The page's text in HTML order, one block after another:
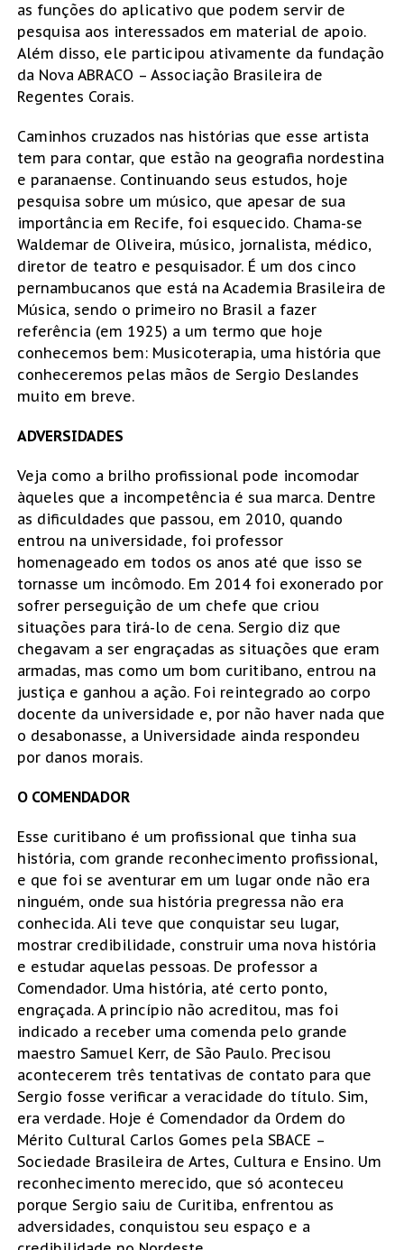
as funções do aplicativo que podem servir de
pesquisa aos interessados em material de apoio.
Além disso, ele participou ativamente da fundação
da Nova ABRACO – Associação Brasileira de
Regentes Corais.
Caminhos cruzados nas histórias que esse artista
tem para contar, que estão na geografia nordestina
e paranaense. Continuando seus estudos, hoje
pesquisa sobre um músico, que apesar de sua
importância em Recife, foi esquecido. Chama-se
Waldemar de Oliveira, músico, jornalista, médico,
diretor de teatro e pesquisador. É um dos cinco
pernambucanos que está na Academia Brasileira de
Música, sendo o primeiro no Brasil a fazer
referência (em 1925) a um termo que hoje
conhecemos bem: Musicoterapia, uma história que
conheceremos pelas mãos de Sergio Deslandes
muito em breve.
ADVERSIDADES
Veja como a brilho profissional pode incomodar
àqueles que a incompetência é sua marca. Dentre
as dificuldades que passou, em 2010, quando
entrou na universidade, foi professor
homenageado em todos os anos até que isso se
tornasse um incômodo. Em 2014 foi exonerado por
sofrer perseguição de um chefe que criou
situações para tirá-lo de cena. Sergio diz que
chegavam a ser engraçadas as situações que eram
armadas, mas como um bom curitibano, entrou na
justiça e ganhou a ação. Foi reintegrado ao corpo
docente da universidade e, por não haver nada que
o desabonasse, a Universidade ainda respondeu
por danos morais.
O COMENDADOR
Esse curitibano é um profissional que tinha sua
história, com grande reconhecimento profissional,
e que foi se aventurar em um lugar onde não era
ninguém, onde sua história pregressa não era
conhecida. Ali teve que conquistar seu lugar,
mostrar credibilidade, construir uma nova história
e estudar aquelas pessoas. De professor a
Comendador. Uma história, até certo ponto,
engraçada. A princípio não acreditou, mas foi
indicado a receber uma comenda pelo grande
maestro Samuel Kerr, de São Paulo. Precisou
acontecerem três tentativas de contato para que
Sergio fosse verificar a veracidade do título. Sim,
era verdade. Hoje é Comendador da Ordem do
Mérito Cultural Carlos Gomes pela SBACE –
Sociedade Brasileira de Artes, Cultura e Ensino. Um
reconhecimento merecido, que só aconteceu
porque Sergio saiu de Curitiba, enfrentou as
adversidades, conquistou seu espaço e a